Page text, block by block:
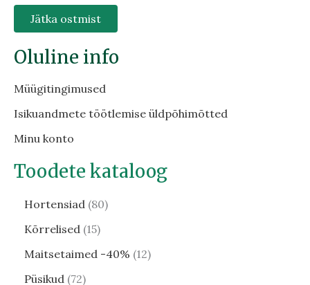
Jätka ostmist
Oluline info
Müügitingimused
Isikuandmete töötlemise üldpõhimõtted
Minu konto
Toodete kataloog
Hortensiad 80
Kõrrelised 15
Maitsetaimed -40% 12
Püsikud 72